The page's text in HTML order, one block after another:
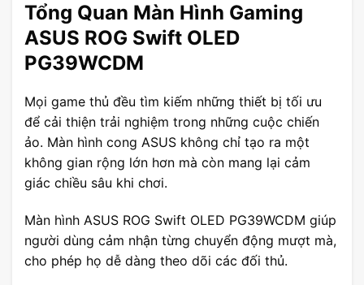
Tổng Quan Màn Hình Gaming
ASUS ROG Swift OLED
PG39WCDM
Mọi game thủ đều tìm kiếm những thiết bị tối ưu
để cải thiện trải nghiệm trong những cuộc chiến
ảo. Màn hình cong ASUS không chỉ tạo ra một
không gian rộng lớn hơn mà còn mang lại cảm
giác chiều sâu khi chơi.
Màn hình ASUS ROG Swift OLED PG39WCDM giúp
người dùng cảm nhận từng chuyển động mượt mà,
cho phép họ dễ dàng theo dõi các đối thủ.